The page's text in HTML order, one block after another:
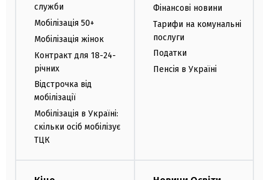
служби
Мобілізація 50+
Мобілізація жінок
Контракт для 18-24-
річних
Відстрочка від
мобілізації
Мобілізація в Україні:
скільки осіб мобілізує
ТЦК
Фінансові новини
Тарифи на комунальні
послуги
Податки
Пенсія в Україні